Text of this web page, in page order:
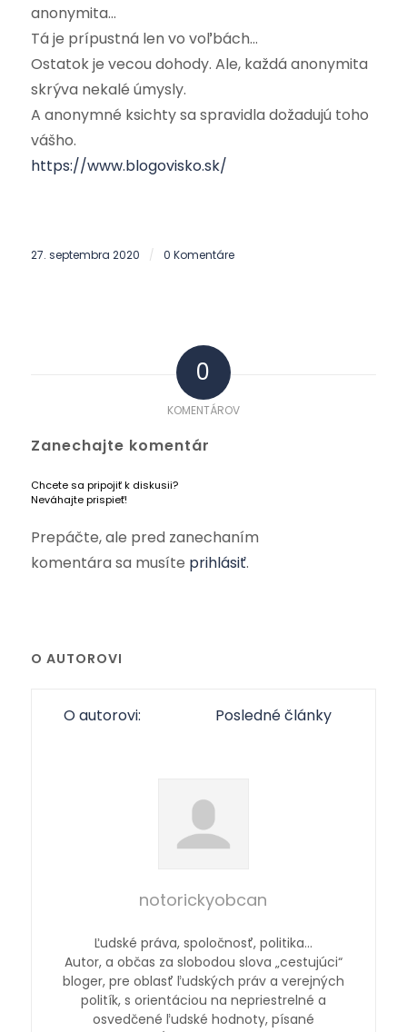
anonymita…
Tá je prípustná len vo voľbách…
Ostatok je vecou dohody. Ale, každá anonymita
skrýva nekalé úmysly.
A anonymné ksichty sa spravidla dožadujú toho
vášho.
https://www.blogovisko.sk/
27. septembra 2020 / 0 Komentáre
0
KOMENTÁROV
Zanechajte komentár
Chcete sa pripojiť k diskusii?
Neváhajte prispieť!
Prepáčte, ale pred zanechaním
komentára sa musíte prihlásiť.
O AUTOROVI
O autorovi: Posledné články
notorickyobcan
Ľudské práva, spoločnosť, politika…
Autor, a občas za slobodou slova „cestujúci“
bloger, pre oblasť ľudských práv a verejných
politík, s orientáciou na nepriestrelné a
osvedčené ľudské hodnoty, písané